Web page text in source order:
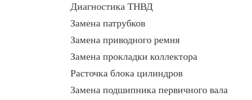
Диагностика ТНВД
Замена патрубков
Замена приводного ремня
Замена прокладки коллектора
Расточка блока цилиндров
Замена подшипника первичного вала